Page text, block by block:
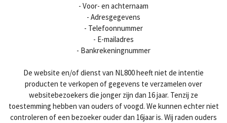
- Voor- en achternaam
- Adresgegevens
- Telefoonnummer
- E-mailadres
- Bankrekeningnummer
De website en/of dienst van NL800 heeft niet de intentie
producten te verkopen of gegevens te verzamelen over
websitebezoekers die jonger zijn dan 16 jaar. Tenzij ze
toestemming hebben van ouders of voogd. We kunnen echter niet
controleren of een bezoeker ouder dan 16jaar is. Wij raden ouders